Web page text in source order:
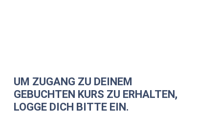
UM ZUGANG ZU DEINEM
GEBUCHTEN KURS ZU ERHALTEN,
LOGGE DICH BITTE EIN.